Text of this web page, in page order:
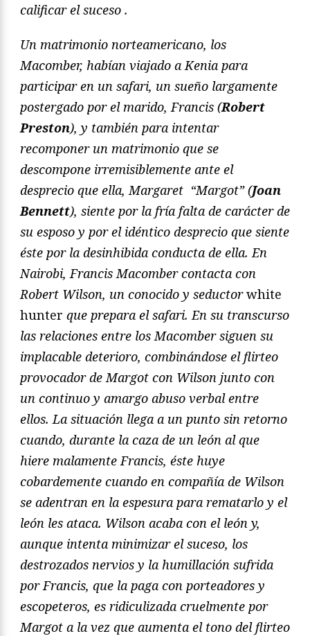
calificar el suceso .
Un matrimonio norteamericano, los
Macomber, habían viajado a Kenia para
participar en un safari, un sueño largamente
postergado por el marido, Francis (Robert
Preston), y también para intentar
recomponer un matrimonio que se
descompone irremisiblemente ante el
desprecio que ella, Margaret “Margot” (Joan
Bennett), siente por la fría falta de carácter de
su esposo y por el idéntico desprecio que siente
éste por la desinhibida conducta de ella. En
Nairobi, Francis Macomber contacta con
Robert Wilson, un conocido y seductorwhite
hunter que prepara el safari. En su transcurso
las relaciones entre los Macomber siguen su
implacable deterioro, combinándose el flirteo
provocador de Margot con Wilson junto con
un continuo y amargo abuso verbal entre
ellos. La situación llega a un punto sin retorno
cuando, durante la caza de un león al que
hiere malamente Francis, éste huye
cobardemente cuando en compañía de Wilson
se adentran en la espesura para rematarlo y el
león les ataca. Wilson acaba con el león y,
aunque intenta minimizar el suceso, los
destrozados nervios y la humillación sufrida
por Francis, que la paga con porteadores y
escopeteros, es ridiculizada cruelmente por
Margot a la vez que aumenta el tono del flirteo